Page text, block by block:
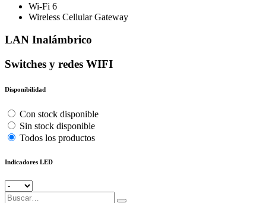
Wi-Fi 6
Wireless Cellular Gateway
LAN Inalámbrico
Switches y redes WIFI
Disponibilidad
Con stock disponible
Sin stock disponible
Todos los productos
Indicadores LED